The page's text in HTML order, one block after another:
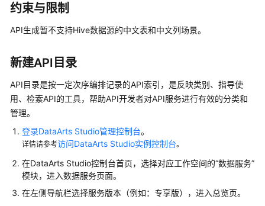
方
论
快
入
门
用
户
南
DataArts
约束与限制
API生成暂不支持Hive数据源的中文表和中文列场景。
新建API目录
API目录是按一定次序编排记录的API索引，是反映类别、指导使
用、检索API的工具，帮助API开发者对API服务进行有效的分类和
管理。
登录DataArts Studio管理控制台。
详情请参考访问DataArts Studio实例控制台。
在DataArts Studio控制台首页，选择对应工作空间的“数据服务”
模块，进入数据服务页面。
在左侧导航栏选择服务版本（例如：专享版），进入总览页。